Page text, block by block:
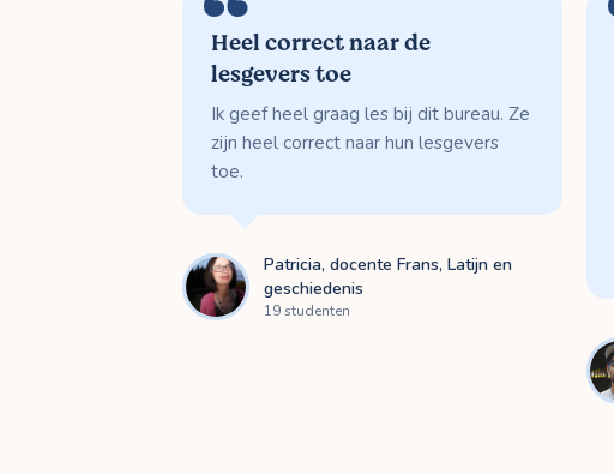
Heel correct naar de
lesgevers toe
Ik geef heel graag les bij dit bureau. Ze
zijn heel correct naar hun lesgevers
toe.
Patricia, docente Frans, Latijn en
geschiedenis
19 studenten